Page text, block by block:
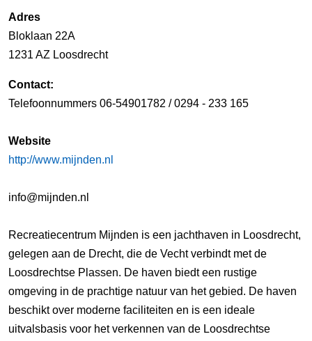
Adres
Bloklaan 22A
1231 AZ Loosdrecht
Contact:
Telefoonnummers 06-54901782 / 0294 - 233 165
Website
http://www.mijnden.nl
info@mijnden.nl
Recreatiecentrum Mijnden is een jachthaven in Loosdrecht,
gelegen aan de Drecht, die de Vecht verbindt met de
Loosdrechtse Plassen. De haven biedt een rustige
omgeving in de prachtige natuur van het gebied. De haven
beschikt over moderne faciliteiten en is een ideale
uitvalsbasis voor het verkennen van de Loosdrechtse